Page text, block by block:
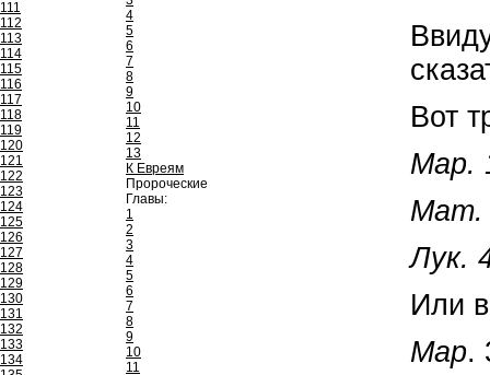
111
112
113
114
115
116
117
118
119
120
121
122
123
124
125
126
127
128
129
130
131
132
133
134
4
5
6
7
8
9
10
11
12
13
К Евреям
Пророческие
Главы:
1
2
3
4
5
6
7
8
9
10
11
Вот
Map.
Мат.
Лук.
Или
Map.